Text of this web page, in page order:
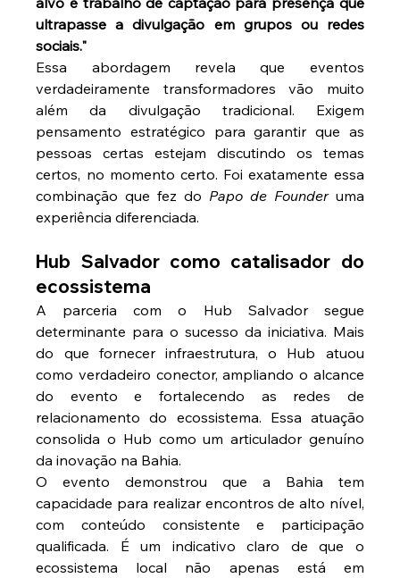
ultrapasse a divulgação em grupos ou redes
sociais."
Essa abordagem revela que eventos
verdadeiramente transformadores vão muito
além da divulgação tradicional. Exigem
pensamento estratégico para garantir que as
pessoas certas estejam discutindo os temas
certos, no momento certo. Foi exatamente essa
combinação que fez do Papo de Founder uma
experiência diferenciada.
Hub Salvador como catalisador do
ecossistema
A parceria com o Hub Salvador segue
determinante para o sucesso da iniciativa. Mais
do que fornecer infraestrutura, o Hub atuou
como verdadeiro conector, ampliando o alcance
do evento e fortalecendo as redes de
relacionamento do ecossistema. Essa atuação
consolida o Hub como um articulador genuíno
da inovação na Bahia.
O evento demonstrou que a Bahia tem
capacidade para realizar encontros de alto nível,
com conteúdo consistente e participação
qualificada. É um indicativo claro de que o
ecossistema local não apenas está em